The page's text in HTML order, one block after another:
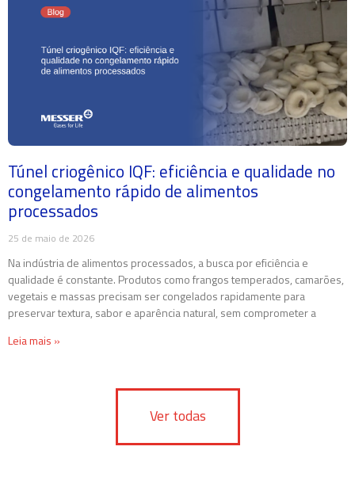
Túnel criogênico IQF: eficiência e qualidade no
congelamento rápido de alimentos
processados
25 de maio de 2026
Na indústria de alimentos processados, a busca por eficiência e
qualidade é constante. Produtos como frangos temperados, camarões,
vegetais e massas precisam ser congelados rapidamente para
preservar textura, sabor e aparência natural, sem comprometer a
Leia mais »
Ver todas